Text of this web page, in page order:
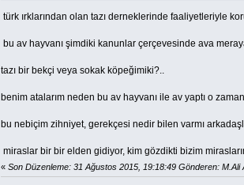
türk ırklarından olan tazı derneklerinde faaliyetleriyle
bu av hayvanı şimdiki kanunlar çerçevesinde ava
tazı bir bekçi veya sokak köpeğimiki?..
benim atalarım neden bu av hayvanı ile av yaptı o
bu nebiçim zihniyet, gerekçesi nedir bilen varmı
miraslar bir bir elden gidiyor, kim gözdikti bizim
« Son Düzenleme: 31 Ağustos 2015, 19:18:49 Gönderen: M.Ali